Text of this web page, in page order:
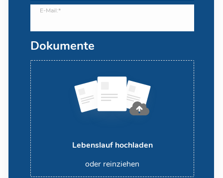
E-Mail:*
Dokumente
Lebenslauf hochladen
oder reinziehen